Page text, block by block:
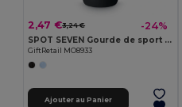
2,47 €3,24 € -24%
SPOT SEVEN Gourde de sport 700 ml
GiftRetail MO8933
Ajouter au Panier